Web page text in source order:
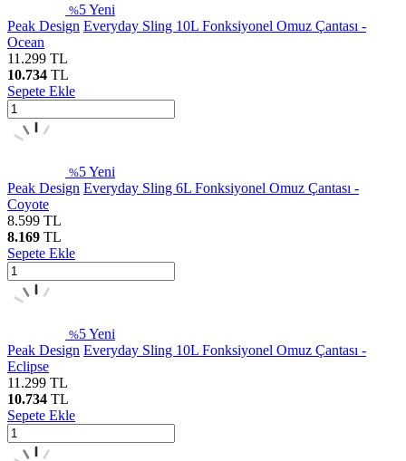
%5Yeni
Peak Design Everyday Sling 10L Fonksiyonel Omuz Çantası -
Ocean
11.299 TL
10.734 TL
Sepete Ekle
%5Yeni
Peak Design Everyday Sling 6L Fonksiyonel Omuz Çantası -
Coyote
8.599 TL
8.169 TL
Sepete Ekle
%5Yeni
Peak Design Everyday Sling 10L Fonksiyonel Omuz Çantası -
Eclipse
11.299 TL
10.734 TL
Sepete Ekle